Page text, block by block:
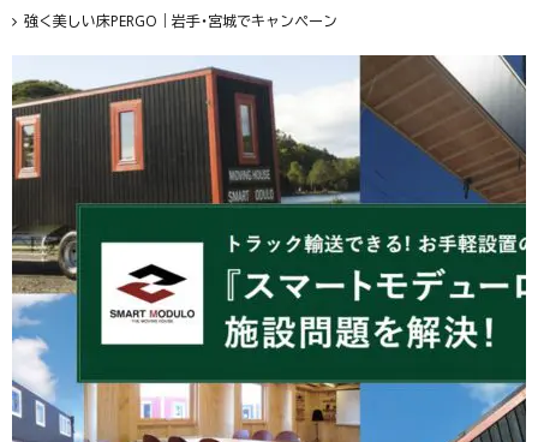
強く美しい床PERGO｜岩手・宮城でキャンペーン